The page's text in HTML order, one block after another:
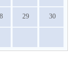
29 30